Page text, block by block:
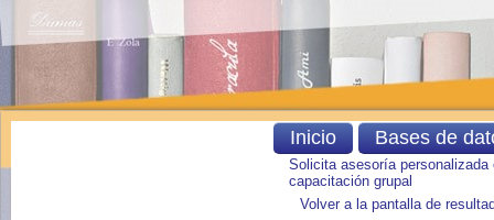
Solicita asesoría personalizada
capacitación grupal
Volver a la pantalla de
Inicio Bases de